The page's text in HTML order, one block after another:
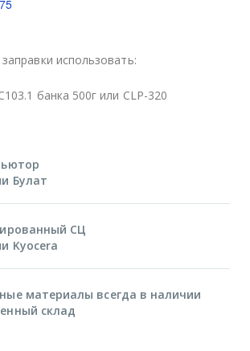
использовать:
банка 500г или CLP-320
Булат
СЦ
Kyocera
материалы всегда в наличии
склад